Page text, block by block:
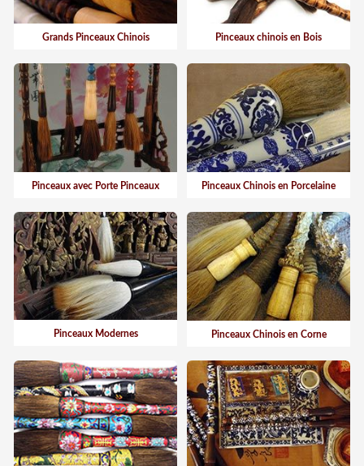
Grands Pinceaux Chinois Pinceaux chinois en Bois
Pinceaux avec Porte Pinceaux Pinceaux Chinois en Porcelaine
Pinceaux Modernes Pinceaux Chinois en Corne